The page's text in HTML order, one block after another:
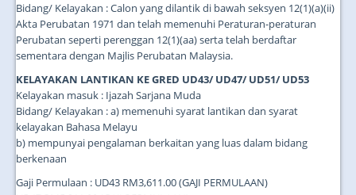
Bidang/ Kelayakan : Calon yang dilantik di bawah seksyen 12(1)(a)(ii)
Akta Perubatan 1971 dan telah memenuhi Peraturan-peraturan
Perubatan seperti perenggan 12(1)(aa) serta telah berdaftar
sementara dengan Majlis Perubatan Malaysia.
KELAYAKAN LANTIKAN KE GRED UD43/ UD47/ UD51/ UD53
Kelayakan masuk : Ijazah Sarjana Muda
Bidang/ Kelayakan : a) memenuhi syarat lantikan dan syarat
kelayakan Bahasa Melayu
b) mempunyai pengalaman berkaitan yang luas dalam bidang
berkenaan
Gaji Permulaan : UD43 RM3,611.00 (GAJI PERMULAAN)